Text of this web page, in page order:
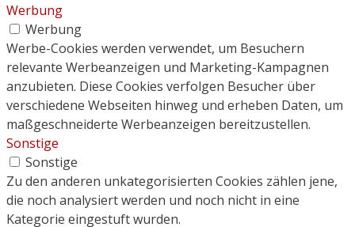
Werbung
Werbung
Werbe-Cookies werden verwendet, um Besuchern
relevante Werbeanzeigen und Marketing-Kampagnen
anzubieten. Diese Cookies verfolgen Besucher über
verschiedene Webseiten hinweg und erheben Daten, um
maßgeschneiderte Werbeanzeigen bereitzustellen.
Sonstige
Sonstige
Zu den anderen unkategorisierten Cookies zählen jene,
die noch analysiert werden und noch nicht in eine
Kategorie eingestuft wurden.